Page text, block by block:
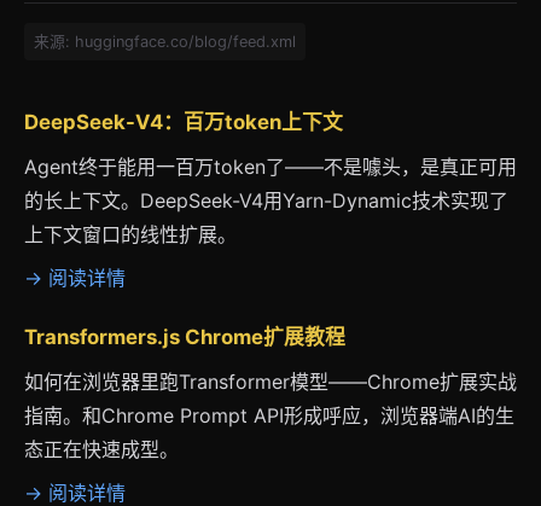
来源: huggingface.co/blog/feed.xml
DeepSeek-V4：百万token上下文
Agent终于能用一百万token了——不是噱头，是真正可用
的长上下文。DeepSeek-V4用Yarn-Dynamic技术实现了
上下文窗口的线性扩展。
→ 阅读详情
Transformers.js Chrome扩展教程
如何在浏览器里跑Transformer模型——Chrome扩展实战
指南。和Chrome Prompt API形成呼应，浏览器端AI的生
态正在快速成型。
→ 阅读详情